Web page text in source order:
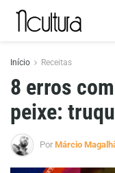
Início Receitas
8 erros
peixe:
Por Márcio